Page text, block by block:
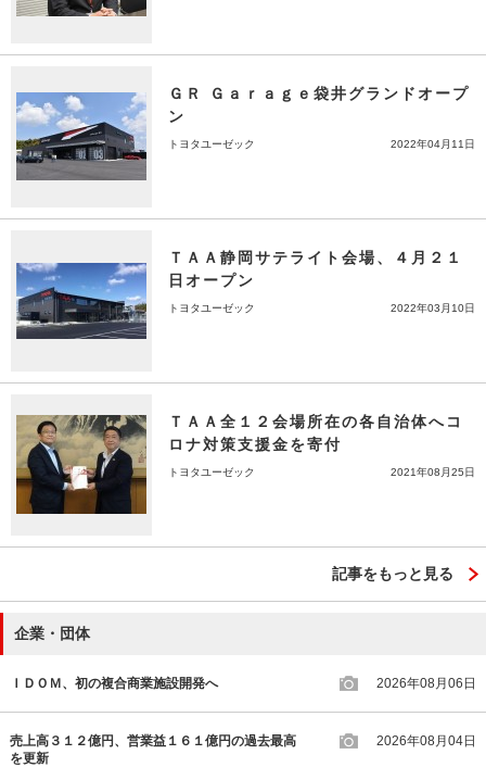
ＧＲ Ｇａｒａｇｅ袋井グランドオープ
ン
トヨタユーゼック 2022年04月11日
ＴＡＡ静岡サテライト会場、４月２１
日オープン
トヨタユーゼック 2022年03月10日
ＴＡＡ全１２会場所在の各自治体へコ
ロナ対策支援金を寄付
トヨタユーゼック 2021年08月25日
記事をもっと見る
企業・団体
ＩＤＯＭ、初の複合商業施設開発へ 2026年08月06日
売上高３１２億円、営業益１６１億円の過去最高
を更新
2026年08月04日